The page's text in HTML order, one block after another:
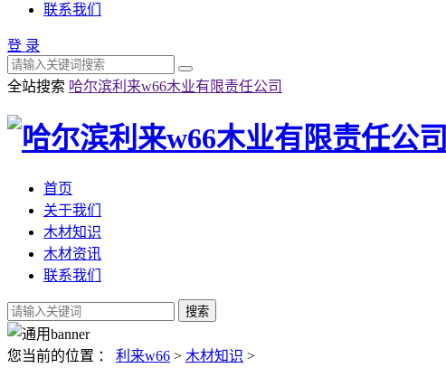
联系我们
登 录
全站搜索 哈尔滨利来w66木业有限责任公司
首页
关于我们
木材知识
木材资讯
联系我们
您当前的位置 ： 利来w66 > 木材知识 >